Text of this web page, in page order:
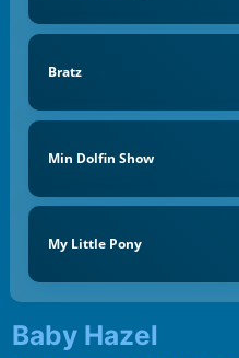
Bratz
Min Dolfin Show
My Little Pony
Baby Hazel